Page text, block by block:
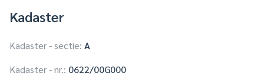
Kadaster
Kadaster - sectie: A
Kadaster - nr.: 0622/00G000